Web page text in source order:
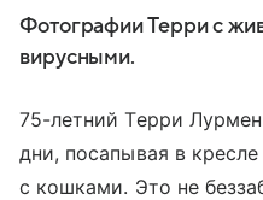
Фотографии Терри с
вирусными.
75-летний Терри
дни, посапывая в
с кошками. Это не